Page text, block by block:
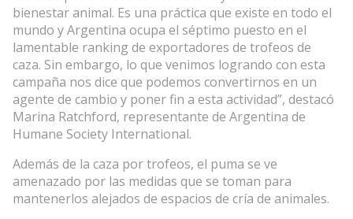
bienestar animal. Es una práctica que existe en todo el
mundo y Argentina ocupa el séptimo puesto en el
lamentable ranking de exportadores de trofeos de
caza. Sin embargo, lo que venimos logrando con esta
campaña nos dice que podemos convertirnos en un
agente de cambio y poner fin a esta actividad”, destacó
Marina Ratchford, representante de Argentina de
Humane Society International.
Además de la caza por trofeos, el puma se ve
amenazado por las medidas que se toman para
mantenerlos alejados de espacios de cría de animales.